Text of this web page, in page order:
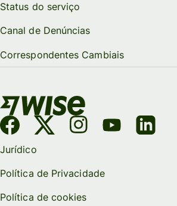
Status do serviço
Canal de Denúncias
Correspondentes Cambiais
Jurídico
Política de Privacidade
Política de cookies